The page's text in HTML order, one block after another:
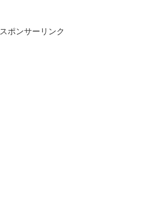
スポンサーリンク